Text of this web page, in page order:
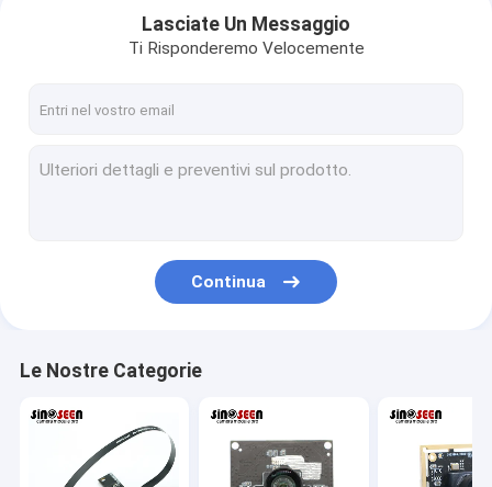
Casa
Prodotti
Video
Lasciate Un Messaggio
Ti Risponderemo Velocemente
Continua
Le Nostre Categorie